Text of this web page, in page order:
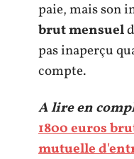
paie, mais son
brut mensuel
pas inaperçu
compte.
A lire en
1800 euros
mutuelle